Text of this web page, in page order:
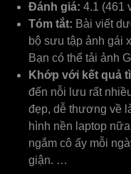
Đánh giá: 4.1 (461
Tóm tắt: Bài viết
bộ sưu tập ảnh gái
Bạn có thể tải ảnh
Khớp với kết quả
đến nỗi lưu rất
đẹp, dễ thương về
hình nền laptop
ngắm cô ấy mỗi
giận. …